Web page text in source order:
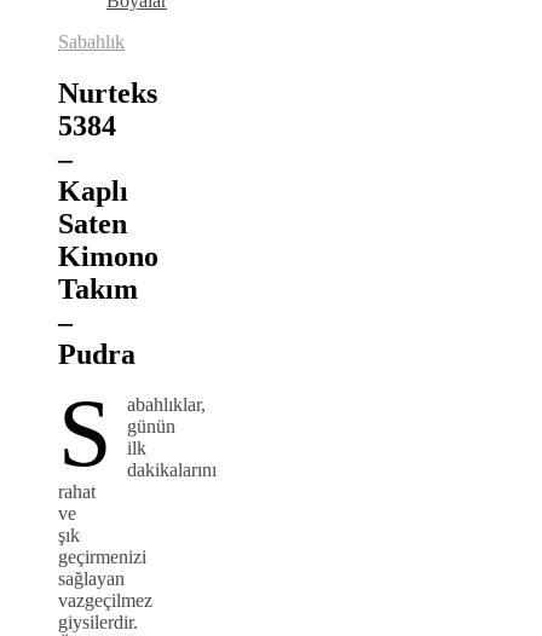
Sabahlık
Nurteks
5384
–
Kaplı
Saten
Kimono
Takım
–
Pudra
S
abahlıklar,
günün
ilk
dakikalarını
rahat
ve
şık
geçirmenizi
sağlayan
vazgeçilmez
giysilerdir.